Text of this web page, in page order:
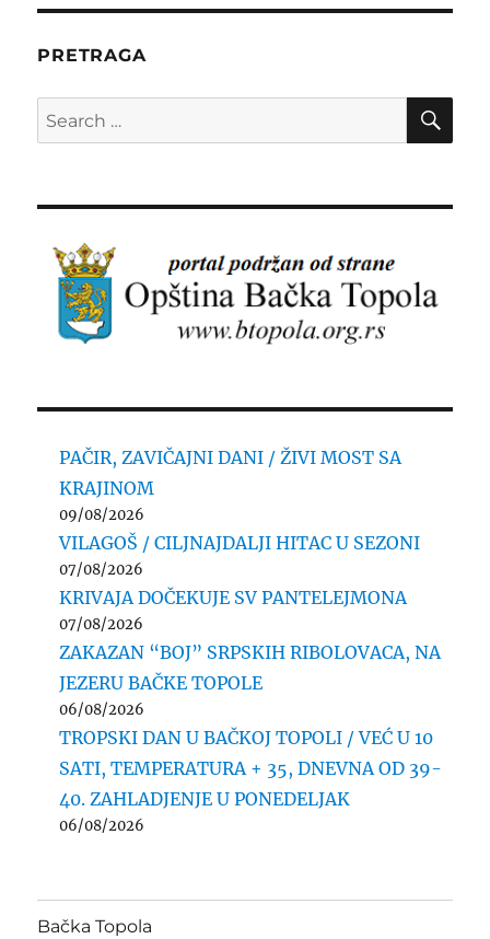
PRETRAGA
Search
for:
PAČIR, ZAVIČAJNI DANI / ŽIVI MOST SA
KRAJINOM
09/08/2026
VILAGOŠ / CILJNAJDALJI HITAC U SEZONI
07/08/2026
KRIVAJA DOČEKUJE SV PANTELEJMONA
07/08/2026
ZAKAZAN “BOJ” SRPSKIH RIBOLOVACA, NA
JEZERU BAČKE TOPOLE
06/08/2026
TROPSKI DAN U BAČKOJ TOPOLI / VEĆ U 10
SATI, TEMPERATURA + 35, DNEVNA OD 39-
40. ZAHLADJENJE U PONEDELJAK
06/08/2026
Bačka Topola